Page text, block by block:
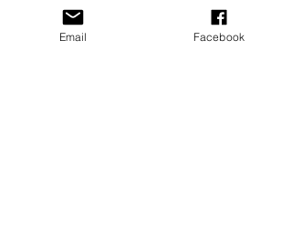
numéro et écrivez-les à l'endroit
prévu à cet effet.
Email Facebook